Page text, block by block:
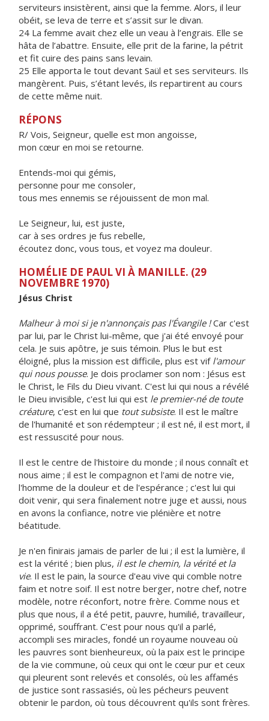
serviteurs insistèrent, ainsi que la femme. Alors, il leur
obéit, se leva de terre et s’assit sur le divan.
24 La femme avait chez elle un veau à l’engrais. Elle se
hâta de l’abattre. Ensuite, elle prit de la farine, la pétrit
et fit cuire des pains sans levain.
25 Elle apporta le tout devant Saül et ses serviteurs. Ils
mangèrent. Puis, s’étant levés, ils repartirent au cours
de cette même nuit.
RÉPONS
R/ Vois, Seigneur, quelle est mon angoisse,
mon cœur en moi se retourne.
Entends-moi qui gémis,
personne pour me consoler,
tous mes ennemis se réjouissent de mon mal.
Le Seigneur, lui, est juste,
car à ses ordres je fus rebelle,
écoutez donc, vous tous, et voyez ma douleur.
HOMÉLIE DE PAUL VI À MANILLE. (29
NOVEMBRE 1970)
Jésus Christ
Malheur à moi si je n'annonçais pas l'Évangile !Car c'est
par lui, par le Christ lui-même, que j'ai été envoyé pour
cela. Je suis apôtre, je suis témoin. Plus le but est
éloigné, plus la mission est difficile, plus est vif l'amour
qui nous pousse. Je dois proclamer son nom : Jésus est
le Christ, le Fils du Dieu vivant. C'est lui qui nous a révélé
le Dieu invisible, c'est lui qui est le premier-né de toute
créature, c'est en lui que tout subsiste. Il est le maître
de l'humanité et son rédempteur ; il est né, il est mort, il
est ressuscité pour nous.
Il est le centre de l'histoire du monde ; il nous connaît et
nous aime ; il est le compagnon et l'ami de notre vie,
l'homme de la douleur et de l'espérance ; c'est lui qui
doit venir, qui sera finalement notre juge et aussi, nous
en avons la confiance, notre vie plénière et notre
béatitude.
Je n'en finirais jamais de parler de lui ; il est la lumière, il
est la vérité ; bien plus, il est le chemin, la vérité et la
vie. Il est le pain, la source d'eau vive qui comble notre
faim et notre soif. Il est notre berger, notre chef, notre
modèle, notre réconfort, notre frère. Comme nous et
plus que nous, il a été petit, pauvre, humilié, travailleur,
opprimé, souffrant. C'est pour nous qu'il a parlé,
accompli ses miracles, fondé un royaume nouveau où
les pauvres sont bienheureux, où la paix est le principe
de la vie commune, où ceux qui ont le cœur pur et ceux
qui pleurent sont relevés et consolés, où les affamés
de justice sont rassasiés, où les pécheurs peuvent
obtenir le pardon, où tous découvrent qu'ils sont frères.